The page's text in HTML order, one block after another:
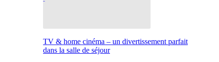
TV & home cinéma – un divertissement parfait
dans la salle de séjour